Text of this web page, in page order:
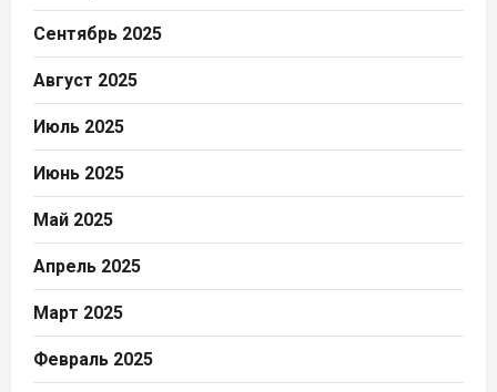
Сентябрь 2025
Август 2025
Июль 2025
Июнь 2025
Май 2025
Апрель 2025
Март 2025
Февраль 2025